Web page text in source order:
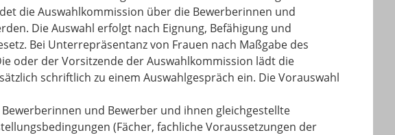
die Auswahlkommission über die Bewerberinnen und
Die Auswahl erfolgt nach Eignung, Befähigung und
. Bei Unterrepräsentanz von Frauen nach Maßgabe des
oder der Vorsitzende der Auswahlkommission lädt die
schriftlich zu einem Auswahlgespräch ein. Die Vorauswahl
und Bewerber und ihnen gleichgestellte
(Fächer, fachliche Voraussetzungen der